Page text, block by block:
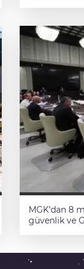
MGK'dan 8
güvenlik ve